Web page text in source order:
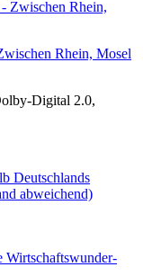
Rhein, Mosel
Digital 2.0,
Deutschlands
abweichend)